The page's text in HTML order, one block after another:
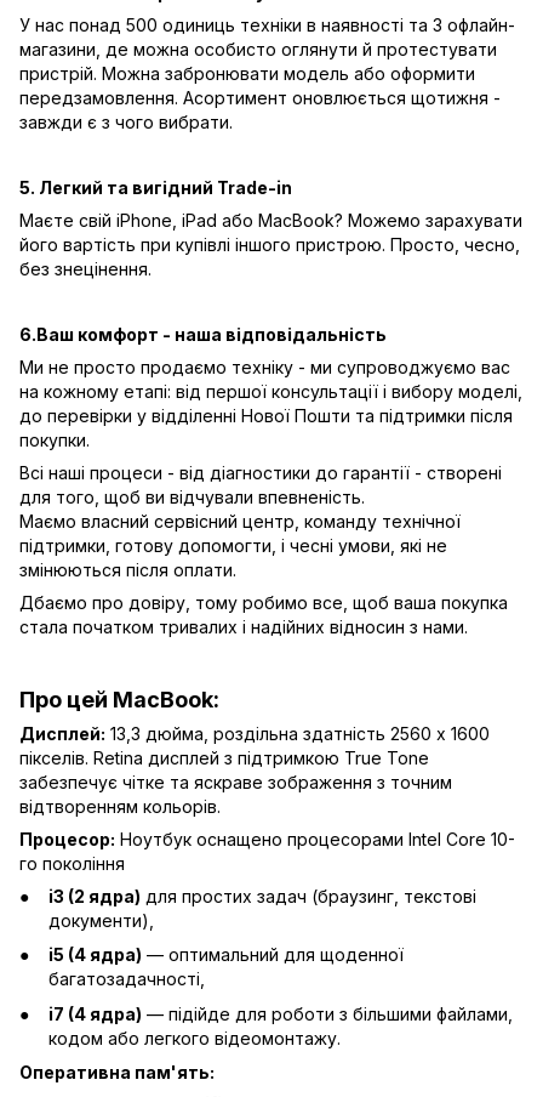
У нас понад 500 одиниць техніки в наявності та 3 офлайн-
магазини, де можна особисто оглянути й протестувати
пристрій. Можна забронювати модель або оформити
передзамовлення. Асортимент оновлюється щотижня -
завжди є з чого вибрати.
5. Легкий та вигідний Trade-in
Маєте свій iPhone, iPad або MacBook? Можемо зарахувати
його вартість при купівлі іншого пристрою. Просто, чесно,
без знецінення.
6.Ваш комфорт - наша відповідальність
Ми не просто продаємо техніку - ми супроводжуємо вас
на кожному етапі: від першої консультації і вибору моделі,
до перевірки у відділенні Нової Пошти та підтримки після
покупки.
Всі наші процеси - від діагностики до гарантії - створені
для того, щоб ви відчували впевненість.
Маємо власний сервісний центр, команду технічної
підтримки, готову допомогти, і чесні умови, які не
змінюються після оплати.
Дбаємо про довіру, тому робимо все, щоб ваша покупка
стала початком тривалих і надійних відносин з нами.
Про цей MacBook:
Дисплей: 13,3 дюйма, роздільна здатність 2560 x 1600
пікселів. Retina дисплей з підтримкою True Tone
забезпечує чітке та яскраве зображення з точним
відтворенням кольорів.
Процесор: Ноутбук оснащено процесорами Intel Core 10-
го покоління
i3 (2 ядра) для простих задач (браузинг, текстові
документи),
i5 (4 ядра) — оптимальний для щоденної
багатозадачності,
i7 (4 ядра) — підійде для роботи з більшими файлами,
кодом або легкого відеомонтажу.
Оперативна пам'ять: